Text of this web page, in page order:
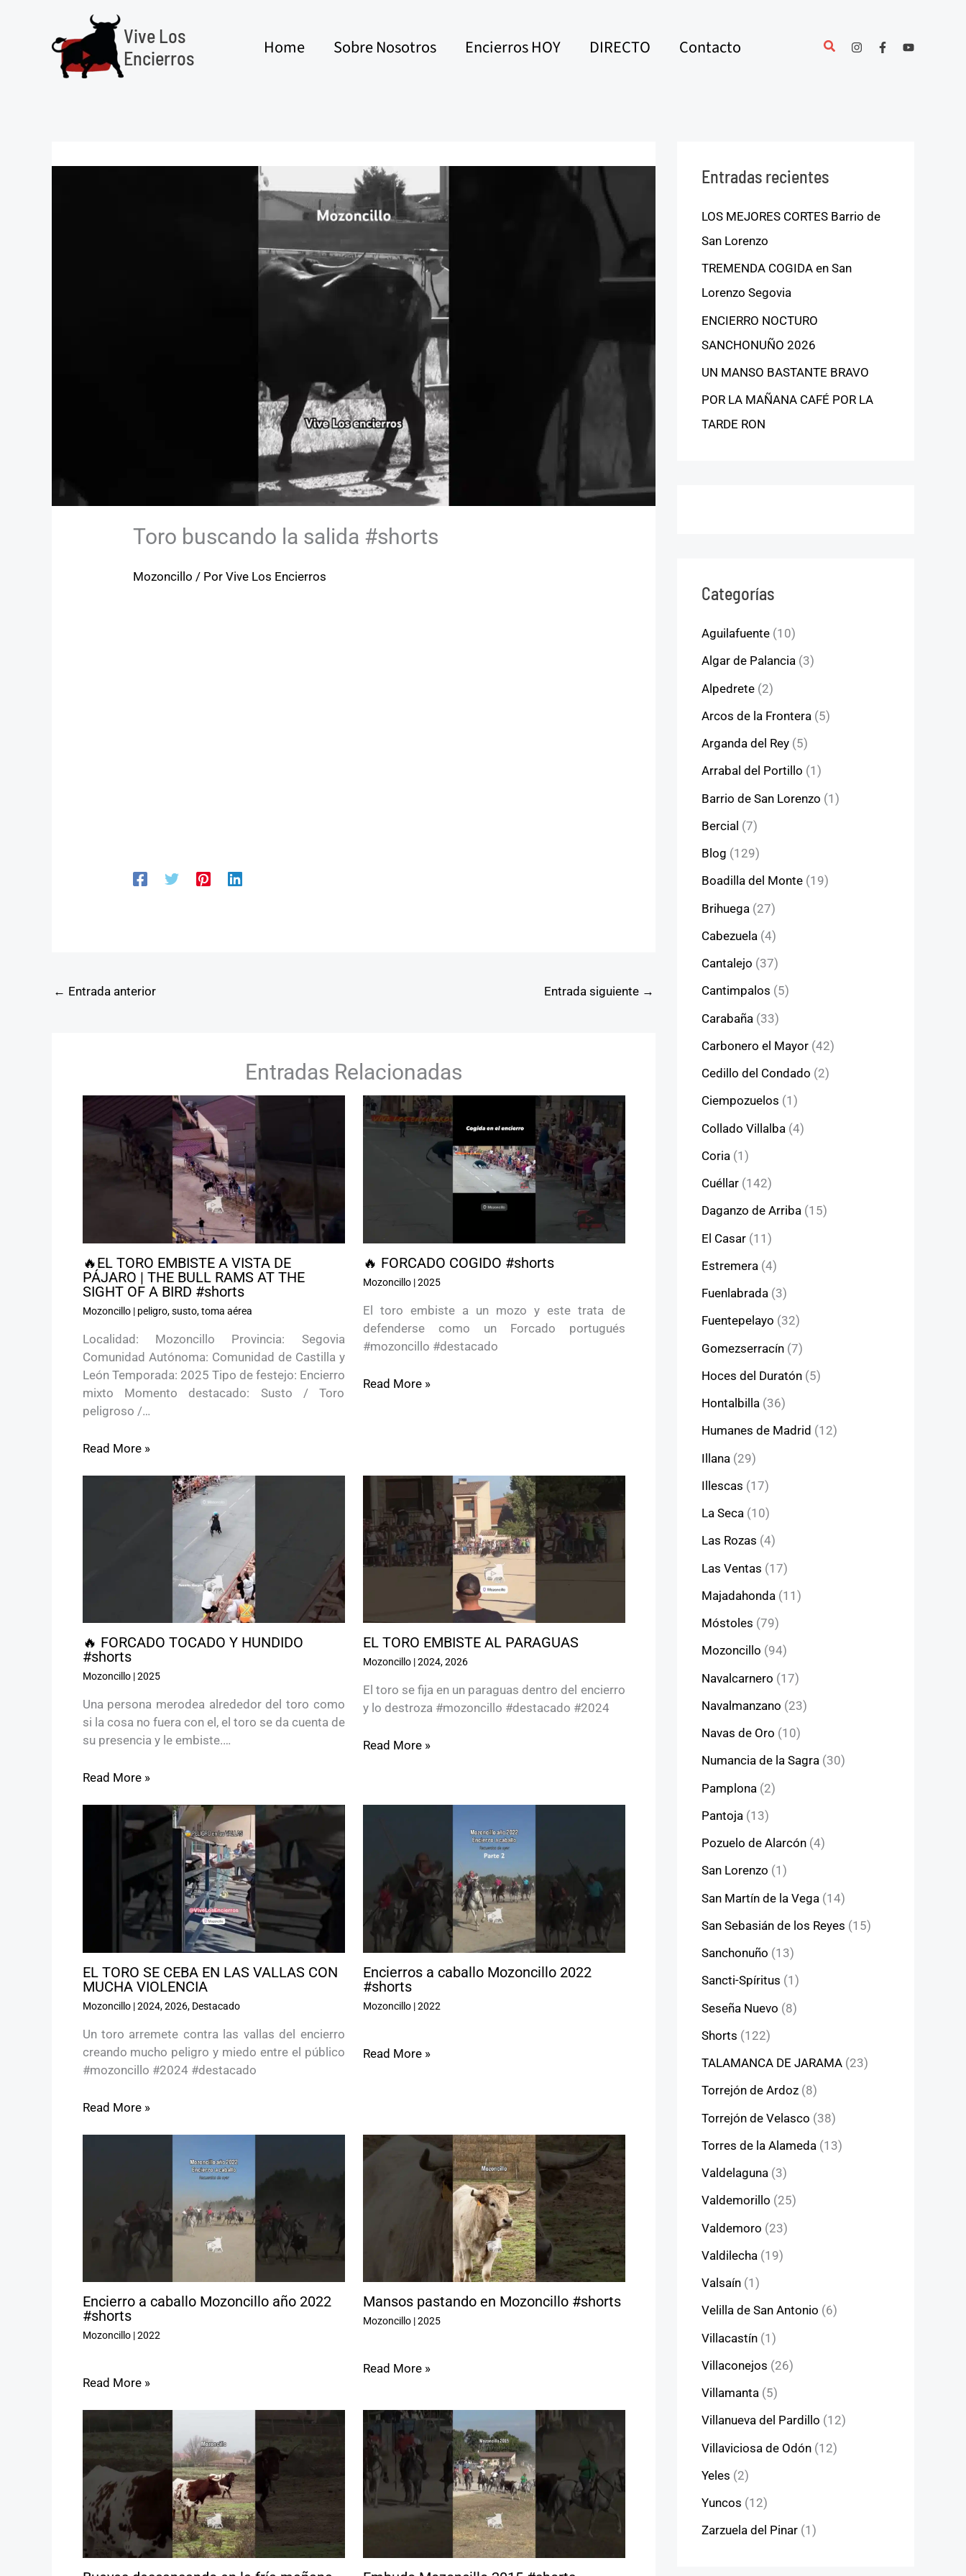
contenido
Vive Los
Encierros
Home Sobre Nosotros Encierros HOY DIRECTO Contacto
Toro buscando la salida #shorts
Mozoncillo / PorVive Los Encierros
← Entrada anterior Entrada siguiente →
Entradas Relacionadas
🔥EL TORO EMBISTE A VISTA DE
PÁJARO | THE BULL RAMS AT THE
SIGHT OF A BIRD #shorts
Mozoncillo| peligro,susto,toma aérea
Localidad: Mozoncillo Provincia: Segovia
Comunidad Autónoma: Comunidad de Castilla y
León Temporada: 2025 Tipo de festejo: Encierro
mixto Momento destacado: Susto / Toro
peligroso /…
Read More »
🔥 FORCADO COGIDO #shorts
Mozoncillo|2025
El toro embiste a un mozo y este trata de
defenderse como un Forcado portugués
#mozoncillo #destacado
Read More »
🔥 FORCADO TOCADO Y HUNDIDO
#shorts
Mozoncillo|2025
Una persona merodea alrededor del toro como
si la cosa no fuera con el, el toro se da cuenta de
su presencia y le embiste.…
Read More »
EL TORO EMBISTE AL PARAGUAS
Mozoncillo|2024,2026
El toro se fija en un paraguas dentro del encierro
y lo destroza #mozoncillo #destacado #2024
Read More »
EL TORO SE CEBA EN LAS VALLAS CON
MUCHA VIOLENCIA
Mozoncillo|2024,2026, Destacado
Un toro arremete contra las vallas del encierro
creando mucho peligro y miedo entre el público
#mozoncillo #2024 #destacado
Read More »
Encierros a caballo Mozoncillo 2022
#shorts
Mozoncillo|2022
Read More »
Encierro a caballo Mozoncillo año 2022
#shorts
Mozoncillo|2022
Read More »
Mansos pastando en Mozoncillo #shorts
Mozoncillo|2025
Read More »
Entradas recientes
LOS MEJORES CORTES Barrio de
San Lorenzo
TREMENDA COGIDA en San
Lorenzo Segovia
ENCIERRO NOCTURO
SANCHONUÑO 2026
UN MANSO BASTANTE BRAVO
POR LA MAÑANA CAFÉ POR LA
TARDE RON
Categorías
Aguilafuente (10)
Algar de Palancia (3)
Alpedrete (2)
Arcos de la Frontera (5)
Arganda del Rey (5)
Arrabal del Portillo (1)
Barrio de San Lorenzo (1)
Bercial (7)
Blog (129)
Boadilla del Monte (19)
Brihuega (27)
Cabezuela (4)
Cantalejo (37)
Cantimpalos (5)
Carabaña (33)
Carbonero el Mayor (42)
Cedillo del Condado (2)
Ciempozuelos (1)
Collado Villalba (4)
Coria (1)
Cuéllar (142)
Daganzo de Arriba (15)
El Casar (11)
Estremera (4)
Fuenlabrada (3)
Fuentepelayo (32)
Gomezserracín (7)
Hoces del Duratón (5)
Hontalbilla (36)
Humanes de Madrid (12)
Illana (29)
Illescas (17)
La Seca (10)
Las Rozas (4)
Las Ventas (17)
Majadahonda (11)
Móstoles (79)
Mozoncillo (94)
Navalcarnero (17)
Navalmanzano (23)
Navas de Oro (10)
Numancia de la Sagra (30)
Pamplona (2)
Pantoja (13)
Pozuelo de Alarcón (4)
San Lorenzo (1)
San Martín de la Vega (14)
San Sebasián de los Reyes (15)
Sanchonuño (13)
Sancti-Spíritus (1)
Seseña Nuevo (8)
Shorts (122)
TALAMANCA DE JARAMA (23)
Torrejón de Ardoz (8)
Torrejón de Velasco (38)
Torres de la Alameda (13)
Valdelaguna (3)
Valdemorillo (25)
Valdemoro (23)
Valdilecha (19)
Valsaín (1)
Velilla de San Antonio (6)
Villacastín (1)
Villaconejos (26)
Villamanta (5)
Villanueva del Pardillo (12)
Villaviciosa de Odón (12)
Yeles (2)
Yuncos (12)
Zarzuela del Pinar (1)